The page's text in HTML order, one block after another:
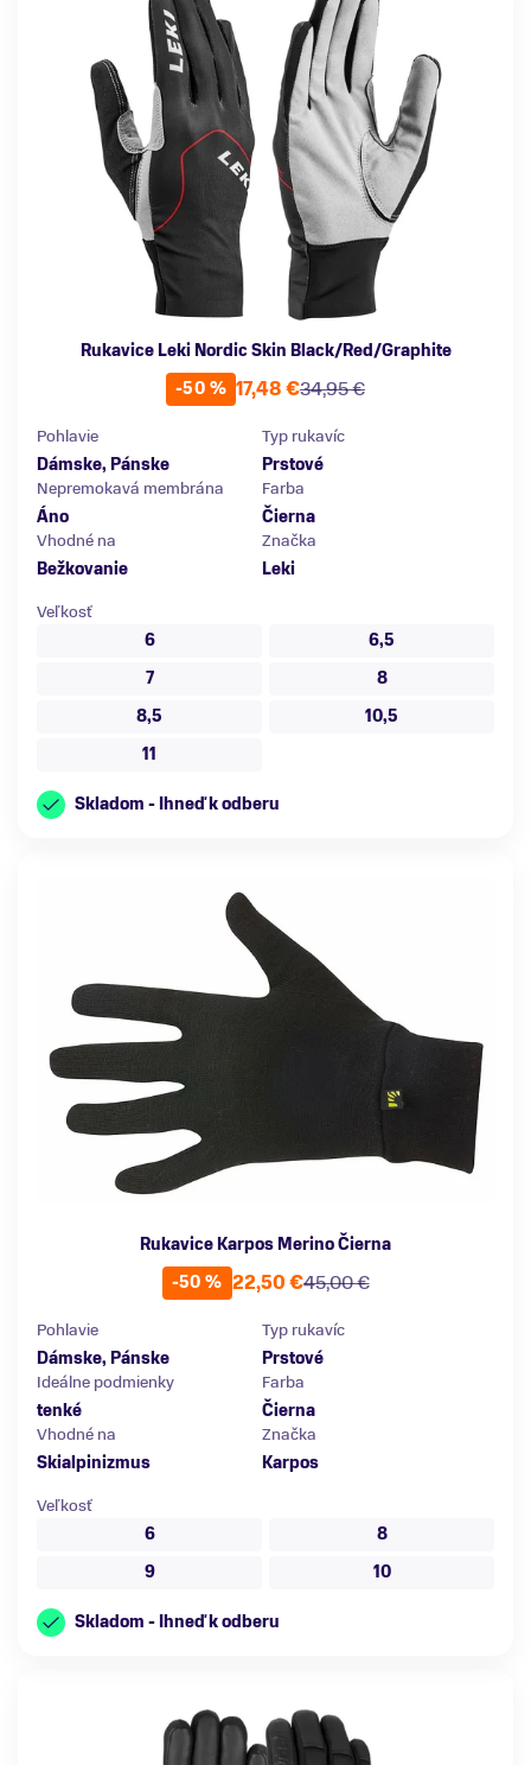
Rukavice Leki Nordic Skin Black/Red/Graphite
-50 %
34,95 €
17,48 €
Pohlavie
Dámske, Pánske
Typ rukavíc
Prstové
Nepremokavá membrána
Áno
Farba
Čierna
Vhodné na
Bežkovanie
Značka
Leki
Veľkosť
6
6,5
7
8
8,5
10,5
11
Skladom - Ihneď k odberu
Rukavice Karpos Merino Čierna
-50 %
45,00 €
22,50 €
Pohlavie
Dámske, Pánske
Typ rukavíc
Prstové
Ideálne podmienky
tenké
Farba
Čierna
Vhodné na
Skialpinizmus
Značka
Karpos
Veľkosť
6
8
9
10
Skladom - Ihneď k odberu